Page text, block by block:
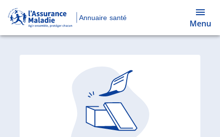
Annuaire santé
Menu